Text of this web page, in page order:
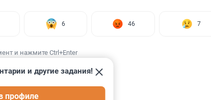
6 46 7
и нажмите Ctrl+Enter
и другие задания!
профиле